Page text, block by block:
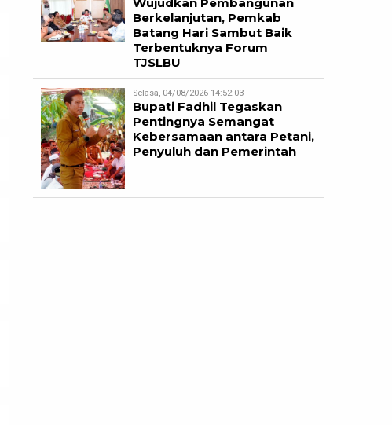
Berkelanjutan, Pemkab
Batang Hari Sambut Baik
Terbentuknya Forum
TJSLBU
Selasa, 04/08/2026 14:52:03
Bupati Fadhil Tegaskan
Pentingnya Semangat
Kebersamaan antara Petani,
Penyuluh dan Pemerintah